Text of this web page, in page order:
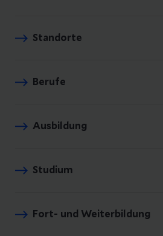
Standorte
Berufe
Ausbildung
Studium
Fort- und Weiterbildung